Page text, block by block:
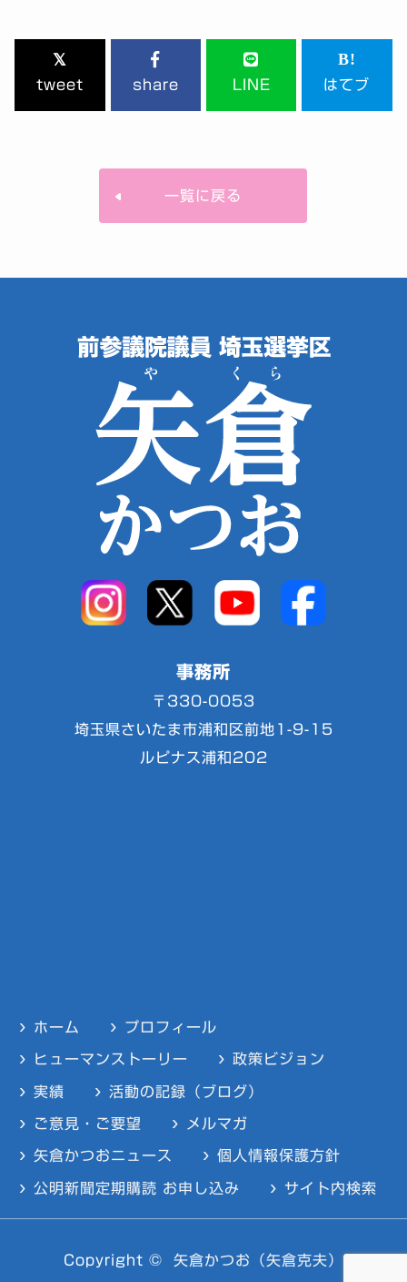
tweet share LINE はてブ
一覧に戻る
事務所
〒330-0053
埼玉県さいたま市浦和区前地1-9-15
ルピナス浦和202
ホーム プロフィール
ヒューマンストーリー 政策ビジョン
実績 活動の記録（ブログ）
ご意見・ご要望 メルマガ
矢倉かつおニュース 個人情報保護方針
公明新聞定期購読 お申し込み サイト内検索
Copyright © 矢倉かつお（矢倉克夫）